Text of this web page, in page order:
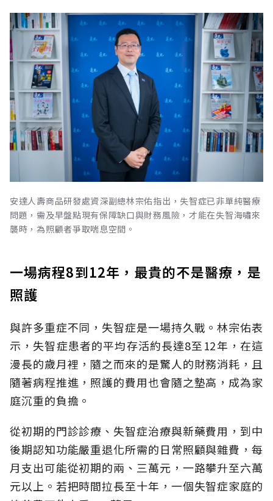
安達人壽商品研發處資深副總林宗佑指出，失智症已非單純醫療
問題，需及早盤點現有保障缺口與財務風險，才能在失智海嘯來
襲時，為照顧者爭取喘息空間。
一場病程8到12年，最貴的不是醫療，是
照護
與許多重症不同，失智症是一場持久戰。林宗佑表
示，失智症患者的平均存活約長達8至12年，在這
漫長的歲月裡，隨之而來的是驚人的財務消耗，且
隨著病程推進，照護的費用也會隨之墊高，成為家
庭沉重的負擔。
從初期的門診診療、失智症治療與新藥費用，到中
後期認知功能嚴重退化所需的日常照顧與雜費，每
月支出可能從初期的兩、三萬元，一路攀升至六萬
元以上。若把時間拉長至十年，一個失智症家庭的